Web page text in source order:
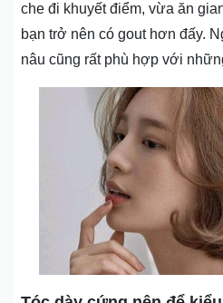
che đi khuyết điểm, vừa ăn
bạn trở nên có gout hơn đấy.
nâu cũng rất phù hợp với